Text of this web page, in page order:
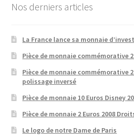
Nos derniers articles
La France lance sa monnaie
Pièce de monnaie commémorative
Pièce de monnaie commémorative
polissage inversé
Pièce de monnaie 10 Euros Disney
Pièce de monnaie 2 Euros 2008
Le logo de notre Dame de Paris